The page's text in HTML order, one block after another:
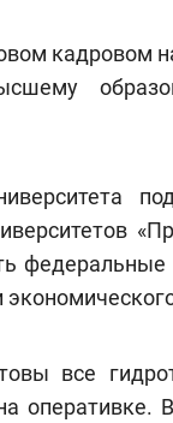
кадровом
федеральные
все
оперативке.